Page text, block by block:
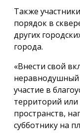
Также
порядок в
других
города.
«Внести свой
участие в
территорий
пространств,
субботнику на